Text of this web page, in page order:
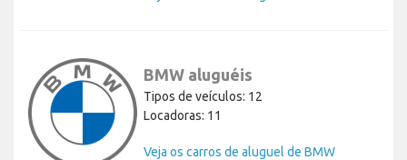
BMW aluguéis
Tipos de veículos: 12
Locadoras: 11
Veja os carros de aluguel de BMW